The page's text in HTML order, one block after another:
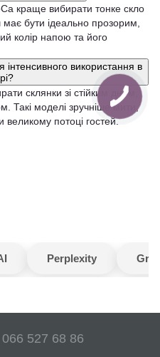
краще вибирати тонке скло
бути ідеально прозорим,
колір напою та його
інтенсивного використання в
склянки зі стійким дном,
Такі моделі зручніше мити,
великому потоці гостей.
Perplexity
066 527 68 86